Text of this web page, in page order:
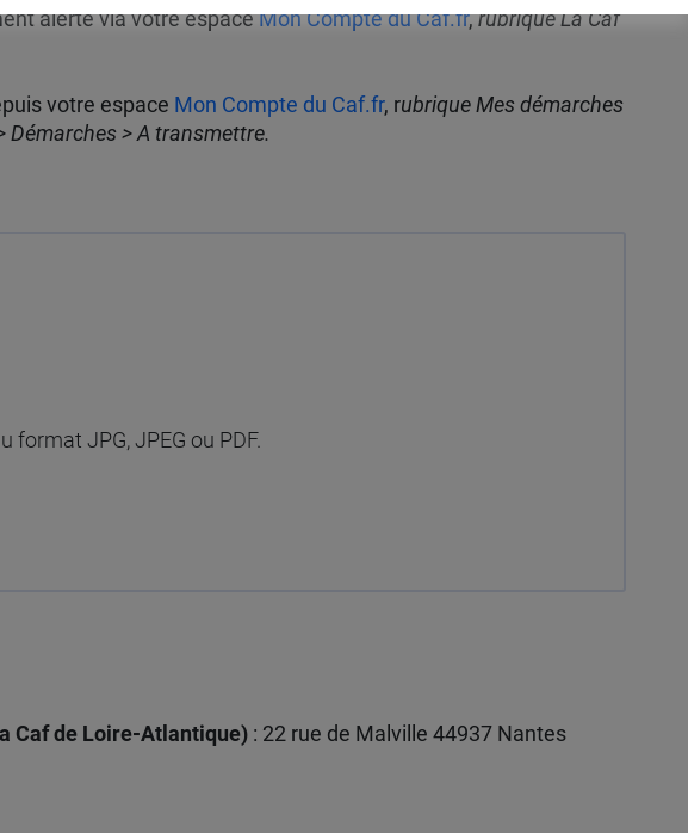
alerté via votre espaceMon Compte du Caf.fr,rubrique La Caf
votre espace Mon Compte du Caf.fr, rubrique Mes démarches
Démarches > A transmettre.
JPG, JPEG ou PDF.
Caf de Loire-Atlantique) : 22 rue de Malville 44937 Nantes